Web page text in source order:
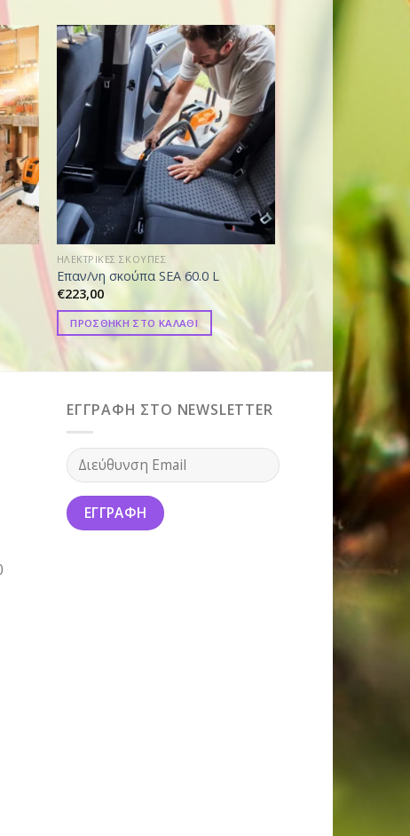
ΗΛΕΚΤΡΙΚΕΣ ΣΚΟΥΠΕΣ
Επαν/νη σκούπα SEA 60.0 L
€223,00
ΠΡΟΣΘΗΚΗ ΣΤΟ ΚΑΛΑΘΙ
ΗΛΕΚΤΡΙΚΕΣ ΣΚΟΥΠΕΣ
Ηλεκτρική Σκούπα
ΠΡΟΣΘΗΚΗ ΣΤΟ
ΕΓΓΡΑΦΗ ΣΤΟ NEWSLETTER